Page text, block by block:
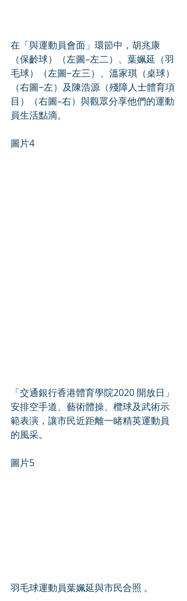
在「與運動員會面」環節中，胡兆康
（保齡球）（左圖–左二）、葉姵延（羽
毛球）（左圖−左三）、溫家琪（桌球）
（右圖−左）及陳浩源（殘障人士體育項
目）（右圖–右）與觀眾分享他們的運動
員生活點滴。
圖片4
「交通銀行香港體育學院2020 開放日」
安排空手道、藝術體操、欖球及武術示
範表演，讓市民近距離一睹精英運動員
的風采。
圖片5
羽毛球運動員葉姵延與市民合照 。